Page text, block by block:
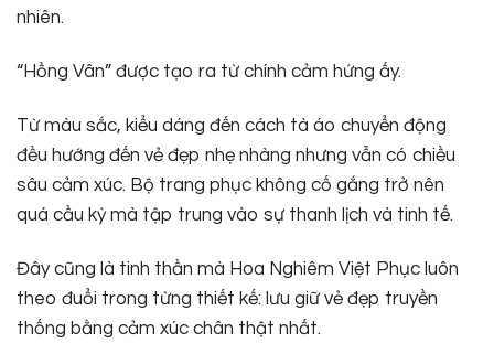
nhiên.
“Hồng Vân” được tạo ra từ chính cảm hứng ấy.
Từ màu sắc, kiểu dáng đến cách tà áo chuyển động
đều hướng đến vẻ đẹp nhẹ nhàng nhưng vẫn có chiều
sâu cảm xúc. Bộ trang phục không cố gắng trở nên
quá cầu kỳ mà tập trung vào sự thanh lịch và tinh tế.
Đây cũng là tinh thần mà Hoa Nghiêm Việt Phục luôn
theo đuổi trong từng thiết kế: lưu giữ vẻ đẹp truyền
thống bằng cảm xúc chân thật nhất.